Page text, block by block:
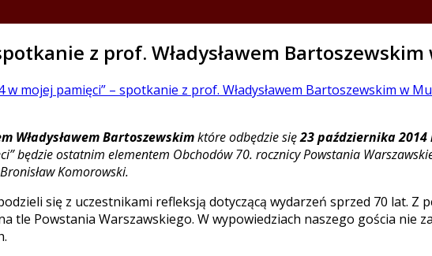
z prof. Władysławem
w mojej pamięci” – spotkanie z prof. Władysławem Bartoszewskim w
Władysławem Bartoszewskimktóre odbędzie się23 października
będzie ostatnim elementem Obchodów 70. rocznicy Powstania
Komorowski.
się z uczestnikami refleksją dotyczącą wydarzeń sprzed 70 lat.
tle Powstania Warszawskiego. W wypowiedziach naszego gościa nie